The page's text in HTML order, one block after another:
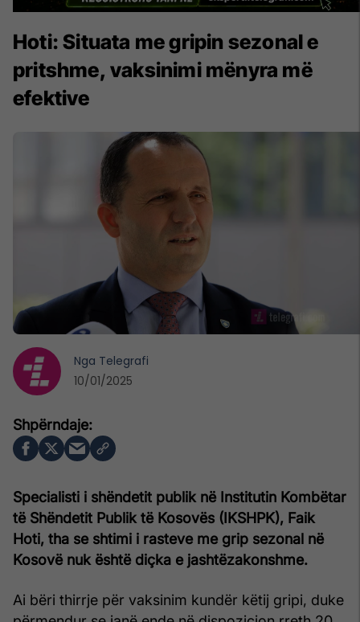
Hoti: Situata me gripin sezonal e
pritshme, vaksinimi mënyra më
efektive
Specialisti i shëndetit publik në Institutin Kombëtar
të Shëndetit Publik të Kosovës (IKSHPK), Faik
Hoti, tha se shtimi i rasteve me grip sezonal në
Kosovë nuk është diçka e jashtëzakonshme.
Ai bëri thirrje për vaksinim kundër këtij gripi, duke
Nga Telegrafi
10/01/2025